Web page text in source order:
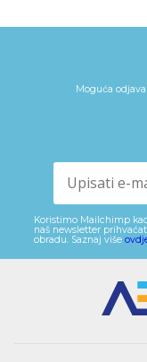
Moguća
Koristimo Mailchimp
naš newsletter
obradu. Saznaj više